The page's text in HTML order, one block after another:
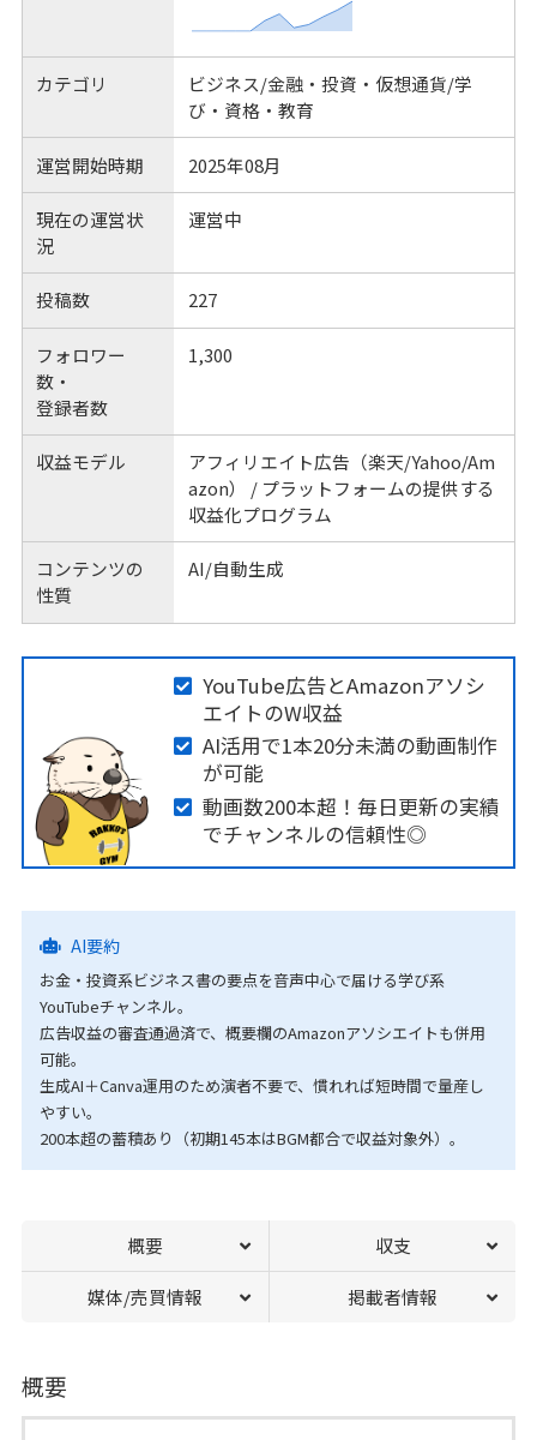
カテゴリ
ビジネス/金融・投資・仮想通貨/学
び・資格・教育
運営開始時期 2025年08月
現在の運営状
況
運営中
投稿数 227
フォロワー
数・
登録者数
1,300
収益モデル
アフィリエイト広告（楽天/Yahoo/Am
azon） / プラットフォームの提供する
収益化プログラム
コンテンツの
性質
AI/自動生成
YouTube広告とAmazonアソシ
エイトのW収益
AI活用で1本20分未満の動画制作
が可能
動画数200本超！毎日更新の実績
でチャンネルの信頼性◎
AI要約
お金・投資系ビジネス書の要点を音声中心で届ける学び系
YouTubeチャンネル。
広告収益の審査通過済で、概要欄のAmazonアソシエイトも併用
可能。
生成AI＋Canva運用のため演者不要で、慣れれば短時間で量産し
やすい。
200本超の蓄積あり（初期145本はBGM都合で収益対象外）。
概要 収支
媒体/売買情報 掲載者情報
概要